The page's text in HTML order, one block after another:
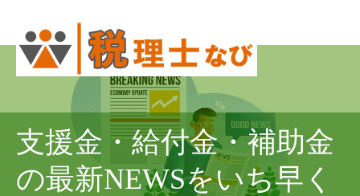
支援金・給付金・補助金
の最新NEWSをいち早く